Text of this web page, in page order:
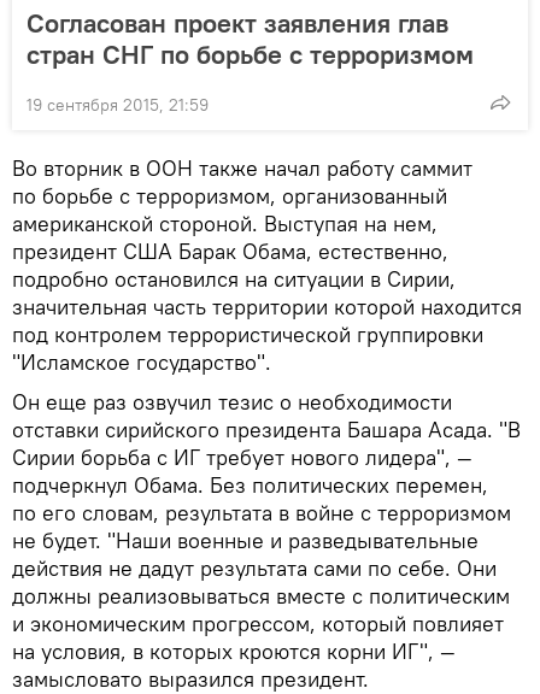
Согласован проект заявления глав
стран СНГ по борьбе с терроризмом
19 сентября 2015, 21:59
Во вторник в ООН также начал работу саммит
по борьбе с терроризмом, организованный
американской стороной. Выступая на нем,
президент США Барак Обама, естественно,
подробно остановился на ситуации в Сирии,
значительная часть территории которой находится
под контролем террористической группировки
"Исламское государство".
Он еще раз озвучил тезис о необходимости
отставки сирийского президента Башара Асада. "В
Сирии борьба с ИГ требует нового лидера", —
подчеркнул Обама. Без политических перемен,
по его словам, результата в войне с терроризмом
не будет. "Наши военные и разведывательные
действия не дадут результата сами по себе. Они
должны реализовываться вместе с политическим
и экономическим прогрессом, который повлияет
на условия, в которых кроются корни ИГ", —
замысловато выразился президент.